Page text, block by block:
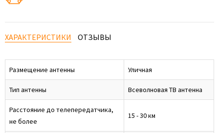
ХАРАКТЕРИСТИКИ ОТЗЫВЫ
Размещение антенны Уличная
Тип антенны Всеволновая ТВ антенна
Расстояние до телепередатчика,
не более
15 - 30 км